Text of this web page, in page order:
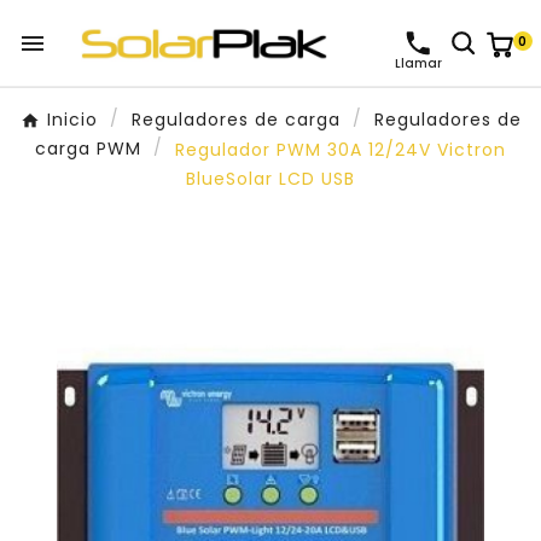

Llamar
0
Inicio Reguladores de carga
Reguladores de
carga PWM
Regulador PWM 30A 12/24V Victron
BlueSolar LCD USB